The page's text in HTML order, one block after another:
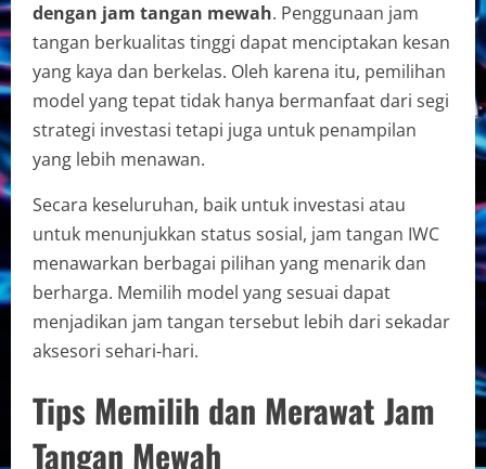
dengan jam tangan mewah. Penggunaan jam
tangan berkualitas tinggi dapat menciptakan kesan
yang kaya dan berkelas. Oleh karena itu, pemilihan
model yang tepat tidak hanya bermanfaat dari segi
strategi investasi tetapi juga untuk penampilan
yang lebih menawan.
Secara keseluruhan, baik untuk investasi atau
untuk menunjukkan status sosial, jam tangan IWC
menawarkan berbagai pilihan yang menarik dan
berharga. Memilih model yang sesuai dapat
menjadikan jam tangan tersebut lebih dari sekadar
aksesori sehari-hari.
Tips Memilih dan Merawat Jam
Tangan Mewah